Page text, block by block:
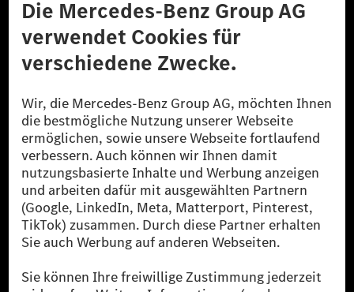
© 2026 Mercedes-Benz Group AG. Alle Rechte vorbehalten.
reduzierte CO₂-Emissionen bei der Mercedes-Benz Group durch
zertifizierte Ausgleichsprojekte kompensiert werden.
[2] Renewable Charging ist ein integraler Bestandteil von MB.CHARGE
Public in Europa, den USA, Kanada und China. Sofern an der jeweiligen
Ladestation noch kein Strom aus erneuerbaren Energien vorliegt,
verwendet Renewable Charging Grünstromzertifikate*. Diese stellen
sicher, dass für Ladevorgänge über MB.CHARGE Public eine äquivalente
Strommenge aus erneuerbaren Energien ins Stromnetz eingespeist wird.
Sie stammen ausschließlich aus Wind- und Solarkraftanlagen, die jünger
als sechs Jahre sind.
* Inkl. EKOenergy Ökolabel
* Die angegebenen Werte wurden nach dem vorgeschriebenen
Messverfahren WLTP (Worldwide harmonised Light vehicles Test